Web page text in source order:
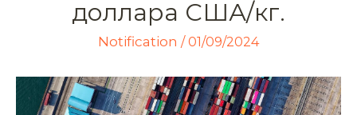
доллара США/кг.
Notification /01/09/2024